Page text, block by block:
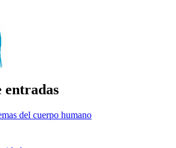
entradas
del cuerpo humano